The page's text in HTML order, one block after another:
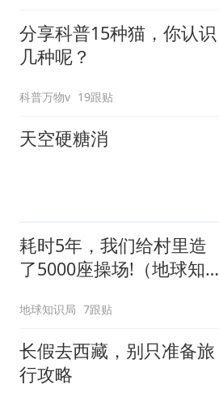
分享科普15种猫，你认识
几种呢？
科普万物v 19跟贴
天空硬糖消
耗时5年，我们给村里造
了5000座操场!（地球知识
地球知识局 7跟贴
长假去西藏，别只准备旅
行攻略